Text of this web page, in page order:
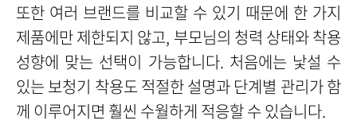
또한 여러 브랜드를 비교할 수 있기 때문에 한 가지
제품에만 제한되지 않고, 부모님의 청력 상태와 착용
성향에 맞는 선택이 가능합니다. 처음에는 낯설 수
있는 보청기 착용도 적절한 설명과 단계별 관리가 함
께 이루어지면 훨씬 수월하게 적응할 수 있습니다.